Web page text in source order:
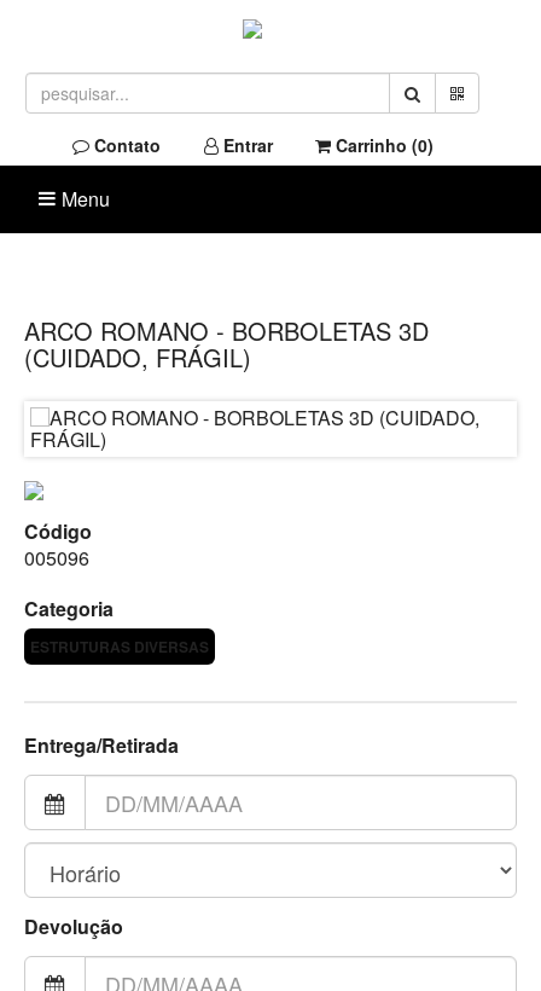
Contato Entrar Carrinho (0)
Menu
ARCO ROMANO - BORBOLETAS 3D
(CUIDADO, FRÁGIL)
Código
005096
Categoria
ESTRUTURAS DIVERSAS
Entrega/Retirada
Devolução